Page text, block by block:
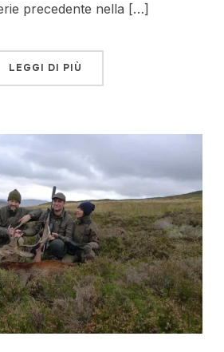
precedente nella […]
LEGGI DI PIÙ